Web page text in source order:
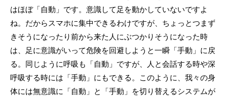
はほぼ「自動」です。意識して足を動かしていないですよ
ね。だからスマホに集中できるわけですが、ちょっとつまず
きそうになったり前から来た人にぶつかりそうになった時
は、足に意識がいって危険を回避しようと一瞬「手動」に戻
る。同じように呼吸も「自動」ですが、人と会話する時や深
呼吸する時には「手動」にもできる。このように、我々の身
体には無意識に「自動」と「手動」を切り替えるシステムが